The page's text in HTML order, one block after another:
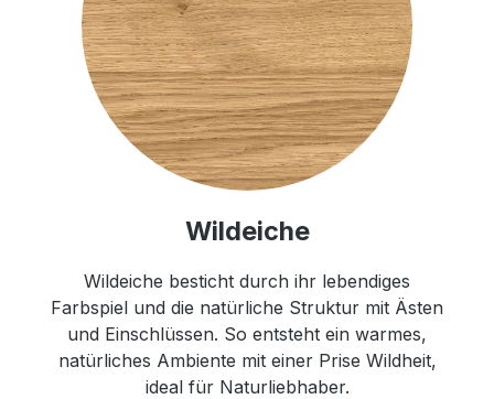
Wildeiche
Wildeiche besticht durch ihr lebendiges
Farbspiel und die natürliche Struktur mit Ästen
und Einschlüssen. So entsteht ein warmes,
natürliches Ambiente mit einer Prise Wildheit,
ideal für Naturliebhaber.